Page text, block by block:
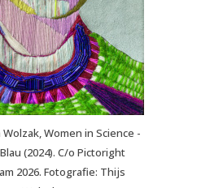
Women in Science -
(2024). C/o Pictoright
2026. Fotografie: Thijs